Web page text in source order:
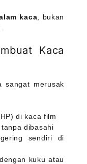
kaca , bukan
Kaca
sangat merusak
di kaca film
dibasahi
sendiri di
kuku atau